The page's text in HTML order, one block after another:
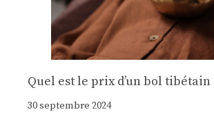
Quel est le prix d’un bol tibétain
30 septembre 2024